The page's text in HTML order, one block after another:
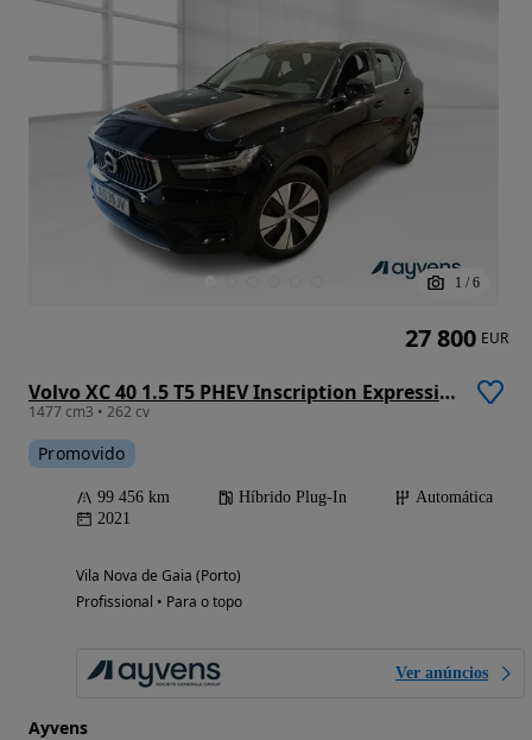
1 / 6
Volvo XC 40 1.5 T5 PHEV Inscription Expression
1477 cm3 • 262 cv
Promovido
99 456 km Híbrido Plug-In
Automática
2021
Vila Nova de Gaia (Porto)
Profissional • Para o topo
Ver anúncios
Ayvens
27 800 EUR